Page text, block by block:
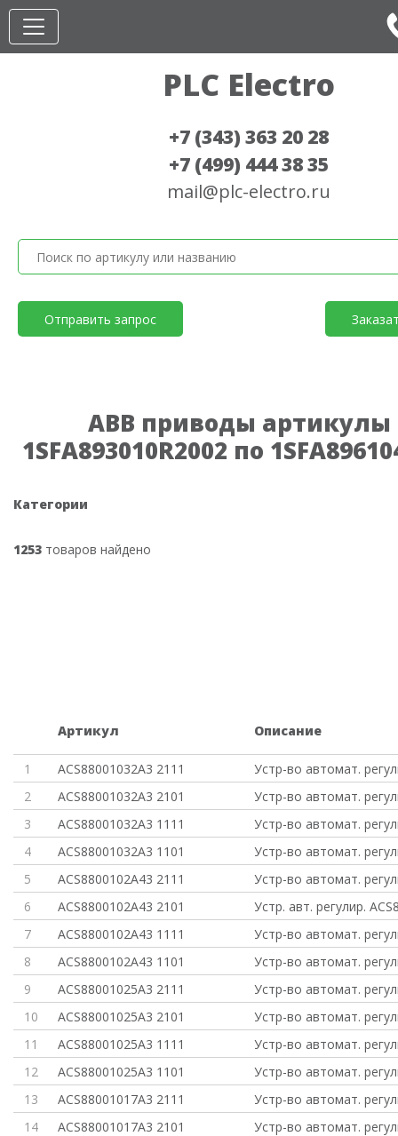
PLC Electro
+7 (343) 363 20 28
+7 (499) 444 38 35
mail@plc-electro.ru
Отправить запрос
ABB приводы артикулы
1SFA893010R2002 по
Категории
1253 товаров найдено
Артикул Описание
1 ACS88001032A3 2111
Устр-во автомат.
2
ACS88001032A3 2101
Устр-во автомат.
3
ACS88001032A3 1111
Устр-во автомат.
4
ACS88001032A3 1101
Устр-во автомат.
5
ACS8800102A43 2111
Устр-во автомат.
6
ACS8800102A43 2101
Устр. авт. регулир.
7
ACS8800102A43 1111
Устр-во автомат.
8
ACS8800102A43 1101
Устр-во автомат.
9
ACS88001025A3 2111
Устр-во автомат.
10
ACS88001025A3 2101
Устр-во автомат.
11
ACS88001025A3 1111
Устр-во автомат.
12
ACS88001025A3 1101
Устр-во автомат.
13
ACS88001017A3 2111
Устр-во автомат.
14
ACS88001017A3 2101
Устр-во автомат.